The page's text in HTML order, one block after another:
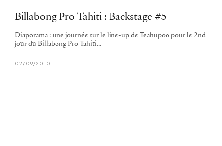
Billabong Pro Tahiti : Backstage #5
Diaporama : une journée sur le line-up de Teahupoo pour le 2nd
jour du Billabong Pro Tahiti...
02/09/2010